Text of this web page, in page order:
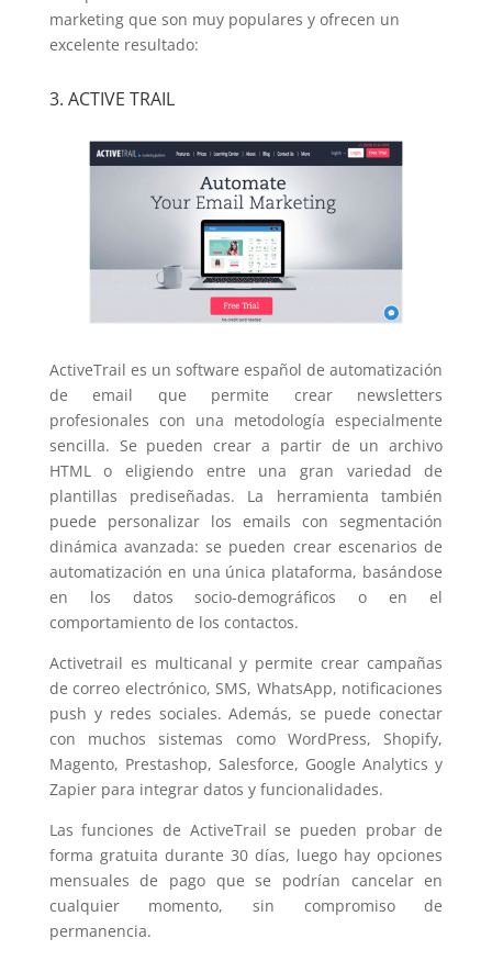
marketing que son muy populares y ofrecen un
excelente resultado:
3. ACTIVE TRAIL
ActiveTrail es un software español de automatización
de email que permite crear newsletters
profesionales con una metodología especialmente
sencilla. Se pueden crear a partir de un archivo
HTML o eligiendo entre una gran variedad de
plantillas prediseñadas. La herramienta también
puede personalizar los emails con segmentación
dinámica avanzada: se pueden crear escenarios de
automatización en una única plataforma, basándose
en los datos socio-demográficos o en el
comportamiento de los contactos.
Activetrail es multicanal y permite crear campañas
de correo electrónico, SMS, WhatsApp, notificaciones
push y redes sociales. Además, se puede conectar
con muchos sistemas como WordPress, Shopify,
Magento, Prestashop, Salesforce, Google Analytics y
Zapier para integrar datos y funcionalidades.
Las funciones de ActiveTrail se pueden probar de
forma gratuita durante 30 días, luego hay opciones
mensuales de pago que se podrían cancelar en
cualquier momento, sin compromiso de
permanencia.